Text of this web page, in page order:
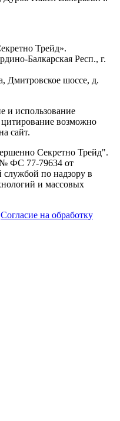
Трейд».
Балкарская Респ., г.
Дмитровское шоссе, д.
и использование
цитирование возможно
сайт.
Секретно Трейд".
№ ФС 77-79634 от
службой по надзору в
и массовых
Согласие на обработку